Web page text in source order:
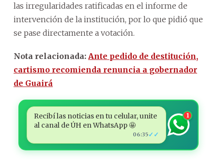
las irregularidades ratificadas en el informe de
intervención de la institución, por lo que pidió que
se pase directamente a votación.
Nota relacionada: Ante pedido de destitución,
cartismo recomienda renuncia a gobernador
de Guairá
Recibí las noticias en tu celular, unite
al canal de ÚH en WhatsApp 🤩
06:35✓✓
1